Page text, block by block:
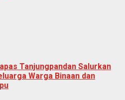
Tanjungpandan Salurkan
Warga Binaan dan